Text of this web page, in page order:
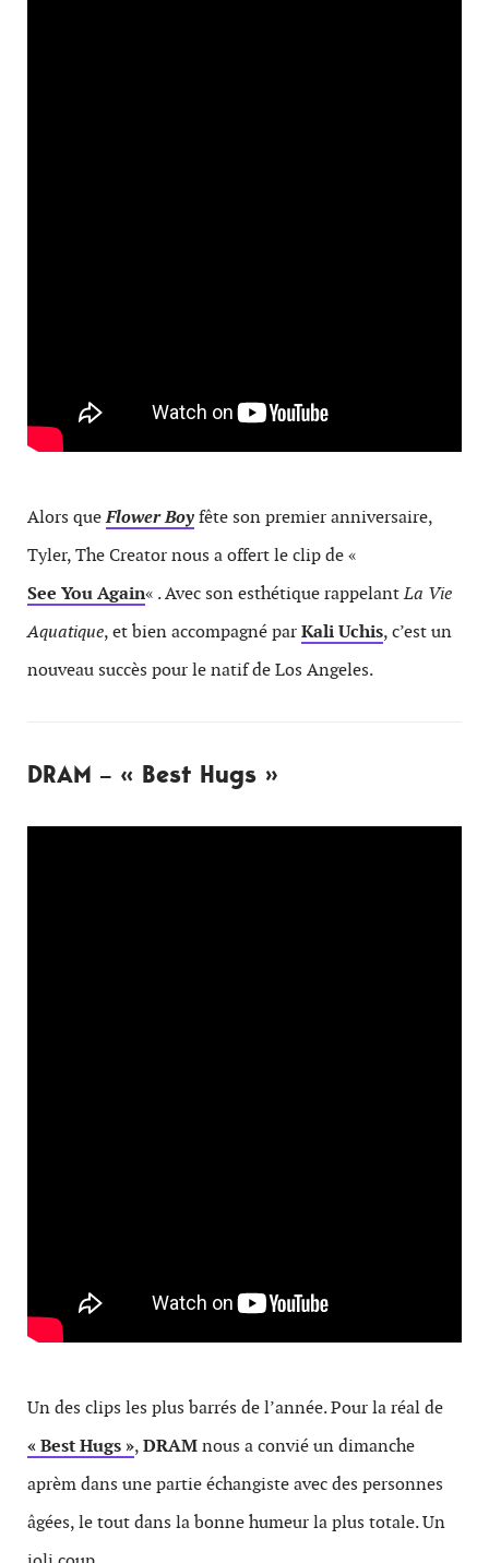
Alors queFlower Boyfête son premier anniversaire,
Tyler, The Creator nous a offert le clip de «
See You Again« . Avec son esthétique rappelantLa Vie
Aquatique, et bien accompagné parKali Uchis, c’est un
nouveau succès pour le natif de Los Angeles.
DRAM – « Best Hugs »
Un des clips les plus barrés de l’année. Pour la réal de
« Best Hugs »,DRAMnous a convié un dimanche
aprèm dans une partie échangiste avec des personnes
âgées, le tout dans la bonne humeur la plus totale. Un